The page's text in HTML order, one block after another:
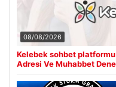
08/08/2026
Kelebek sohbet
Adresi Ve Muhabbet